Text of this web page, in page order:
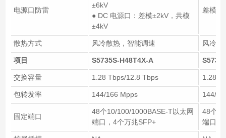
电源口防雷
±6kV
● DC 电源口：差模±2kV，共模
±4kV
差模
散热方式 风冷散热，智能调速 风冷散
项目 S5735S-H48T4X-A
交换容量 1.28 Tbps/12.8 Tbps 1.28
包转发率 144/166 Mpps 144/
固定端口
48个10/100/1000BASE-T以太网
端口，4个万兆SFP+
48个
端口（